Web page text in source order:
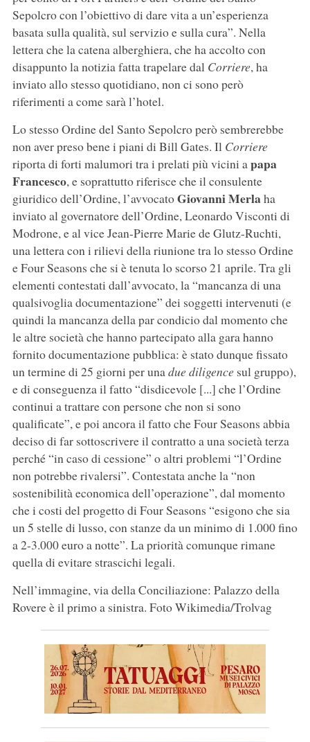
Sepolcro con l’obiettivo di dare vita a un’esperienza
basata sulla qualità, sul servizio e sulla cura”. Nella
lettera che la catena alberghiera, che ha accolto con
disappunto la notizia fatta trapelare dal Corriere, ha
inviato allo stesso quotidiano, non ci sono però
riferimenti a come sarà l’hotel.
Lo stesso Ordine del Santo Sepolcro però sembrerebbe
non aver preso bene i piani di Bill Gates. Il Corriere
riporta di forti malumori tra i prelati più vicini apapa
Francesco, e soprattutto riferisce che il consulente
giuridico dell’Ordine, l’avvocatoGiovanni Merlaha
inviato al governatore dell’Ordine, Leonardo Visconti di
Modrone, e al vice Jean-Pierre Marie de Glutz-Ruchti,
una lettera con i rilievi della riunione tra lo stesso Ordine
e Four Seasons che si è tenuta lo scorso 21 aprile. Tra gli
elementi contestati dall’avvocato, la “mancanza di una
qualsivoglia documentazione” dei soggetti intervenuti (e
quindi la mancanza della par condicio dal momento che
le altre società che hanno partecipato alla gara hanno
fornito documentazione pubblica: è stato dunque fissato
un termine di 25 giorni per unadue diligencesul gruppo),
e di conseguenza il fatto “disdicevole [...] che l’Ordine
continui a trattare con persone che non si sono
qualificate”, e poi ancora il fatto che Four Seasons abbia
deciso di far sottoscrivere il contratto a una società terza
perché “in caso di cessione” o altri problemi “l’Ordine
non potrebbe rivalersi”. Contestata anche la “non
sostenibilità economica dell’operazione”, dal momento
che i costi del progetto di Four Seasons “esigono che sia
un 5 stelle di lusso, con stanze da un minimo di 1.000 fino
a 2-3.000 euro a notte”. La priorità comunque rimane
quella di evitare strascichi legali.
Nell’immagine, via della Conciliazione: Palazzo della
Rovere è il primo a sinistra. Foto Wikimedia/Trolvag